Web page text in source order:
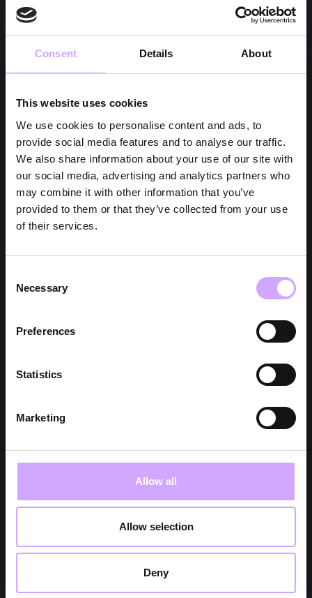
Consent Details About
This website uses cookies
We use cookies to personalise content and ads, to
provide social media features and to analyse our traffic.
We also share information about your use of our site with
our social media, advertising and analytics partners who
may combine it with other information that you’ve
provided to them or that they’ve collected from your use
of their services.
Selection
Necessary
Preferences
Statistics
Marketing
Allow all
Allow selection
Deny